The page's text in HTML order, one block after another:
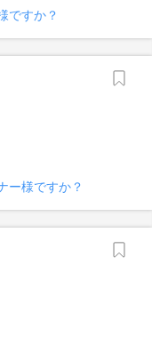
ですか？
ー様ですか？